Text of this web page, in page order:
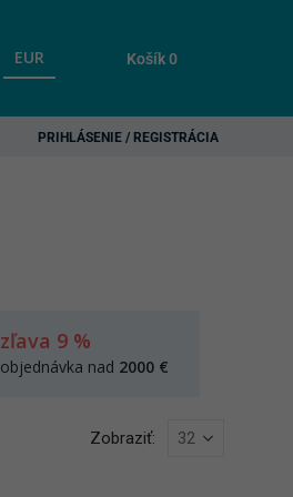
EUR Košík0
PRIHLÁSENIE / REGISTRÁCIA
zľava 9 %
objednávka nad 2000 €
Zobraziť: